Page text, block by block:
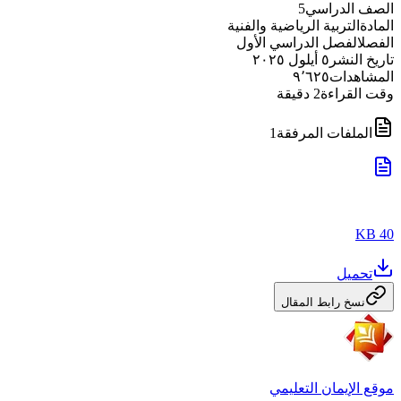
الصف الدراسي5
المادة التربية الرياضية والفنية
الفصلالفصل الدراسي الأول
تاريخ النشر ٥ أيلول ٢٠٢٥
المشاهدات٩٬٦٢٥
وقت القراءة2 دقيقة
الملفات المرفقة 1
40 KB
تحميل
نسخ رابط المقال
موقع الإيمان التعليمي